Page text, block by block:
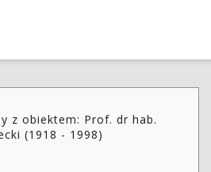
z obiektem: Prof. dr hab.
(1918 - 1998)